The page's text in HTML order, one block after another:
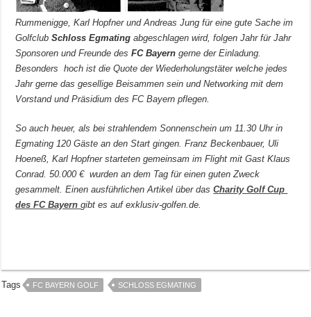
Rummenigge, Karl Hopfner und Andreas Jung für eine gute Sache im
GolfclubSchloss Egmating abgeschlagen wird, folgen Jahr für Jahr
Sponsoren und Freunde desFC Bayerngerne der Einladung.
Besonders hoch ist die Quote der Wiederholungstäter welche jedes
Jahr gerne das gesellige Beisammen sein und Networking mit dem
Vorstand und Präsidium des FC Bayern pflegen.
So auch heuer, als bei strahlendem Sonnenschein um 11.30 Uhr in
Egmating 120 Gäste an den Start gingen. Franz Beckenbauer, Uli
Hoeneß, Karl Hopfner starteten gemeinsam im Flight mit Gast Klaus
Conrad. 50.000 € wurden an dem Tag für einen guten Zweck
gesammelt. Einen ausführlichen Artikel über dasCharity Golf Cup
des FC Bayern gibt es auf exklusiv-golfen.de.
Tags FC BAYERN GOLF SCHLOSS EGMATING